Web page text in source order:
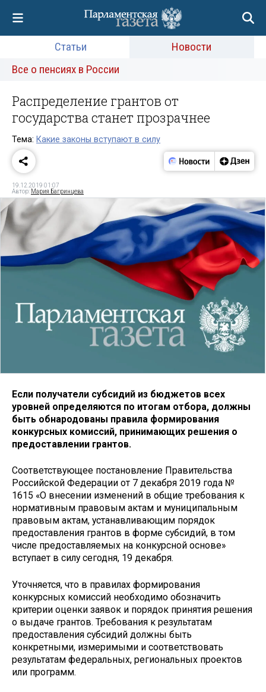
Статьи
Новости
Все о пенсиях в России
Распределение грантов от
государства станет прозрачнее
Тема: Какие законы вступают в силу
19.12.2019 01:07
Автор: Мария Багринцева
Если получатели субсидий из бюджетов всех
уровней определяются по итогам отбора, должны
быть обнародованы правила формирования
конкурсных комиссий, принимающих решения о
предоставлении грантов.
Соответствующее постановление Правительства
Российской Федерации от 7 декабря 2019 года №
1615 «О внесении изменений в общие требования к
нормативным правовым актам и муниципальным
правовым актам, устанавливающим порядок
предоставления грантов в форме субсидий, в том
числе предоставляемых на конкурсной основе»
вступает в силу сегодня, 19 декабря.
Уточняется, что в правилах формирования
конкурсных комиссий необходимо обозначить
критерии оценки заявок и порядок принятия решения
о выдаче грантов. Требования к результатам
предоставления субсидий должны быть
конкретными, измеримыми и соответствовать
результатам федеральных, региональных проектов
или программ.